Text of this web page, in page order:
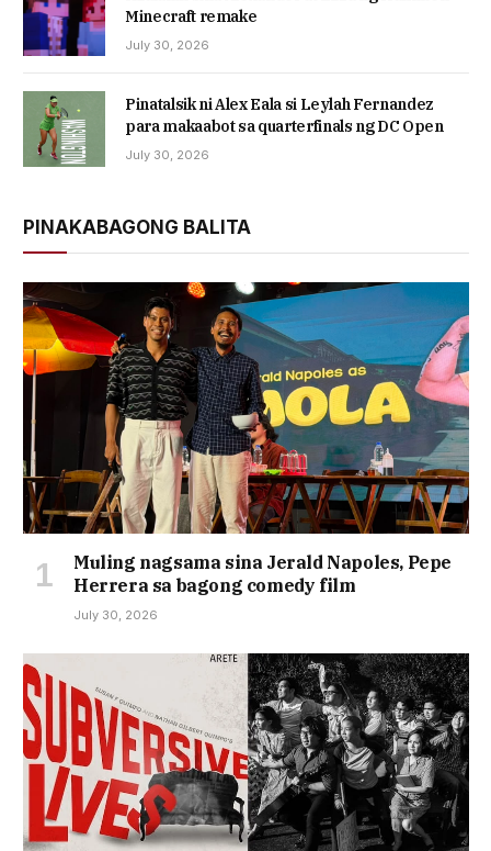
Minecraft remake
July 30, 2026
Pinatalsik ni Alex Eala si Leylah Fernandez
para makaabot sa quarterfinals ng DC Open
July 30, 2026
PINAKABAGONG BALITA
Muling nagsama sina Jerald Napoles, Pepe
Herrera sa bagong comedy film
July 30, 2026